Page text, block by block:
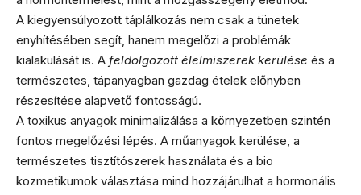
A kiegyensúlyozott táplálkozás nem csak a tünetek
enyhítésében segít, hanem megelőzi a problémák
kialakulását is. A feldolgozott élelmiszerek kerülése és a
természetes, tápanyagban gazdag ételek előnyben
részesítése alapvető fontosságú.
A toxikus anyagok minimalizálása a környezetben szintén
fontos megelőzési lépés. A műanyagok kerülése, a
természetes tisztítószerek használata és a bio
kozmetikumok választása mind hozzájárulhat a hormonális